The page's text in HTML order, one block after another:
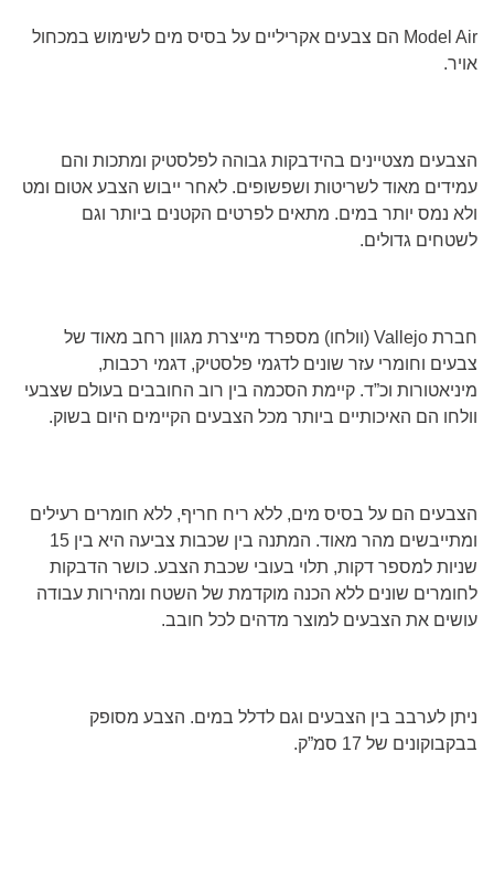
Model Air הם צבעים אקריליים על בסיס מים לשימוש במכחול
אויר.
הצבעים מצטיינים בהידבקות גבוהה לפלסטיק ומתכות והם
עמידים מאוד לשריטות ושפשופים. לאחר ייבוש הצבע אטום ומט
ולא נמס יותר במים. מתאים לפרטים הקטנים ביותר וגם
לשטחים גדולים.
חברת Vallejo (וולחו) מספרד מייצרת מגוון רחב מאוד של
צבעים וחומרי עזר שונים לדגמי פלסטיק, דגמי רכבות,
מיניאטורות וכ”ד. קיימת הסכמה בין רוב החובבים בעולם שצבעי
וולחו הם האיכותיים ביותר מכל הצבעים הקיימים היום בשוק.
הצבעים הם על בסיס מים, ללא ריח חריף, ללא חומרים רעילים
ומתייבשים מהר מאוד. המתנה בין שכבות צביעה היא בין 15
שניות למספר דקות, תלוי בעובי שכבת הצבע. כושר הדבקות
לחומרים שונים ללא הכנה מוקדמת של השטח ומהירות עבודה
עושים את הצבעים למוצר מדהים לכל חובב.
ניתן לערבב בין הצבעים וגם לדלל במים. הצבע מסופק
בבקבוקונים של 17 סמ”ק.